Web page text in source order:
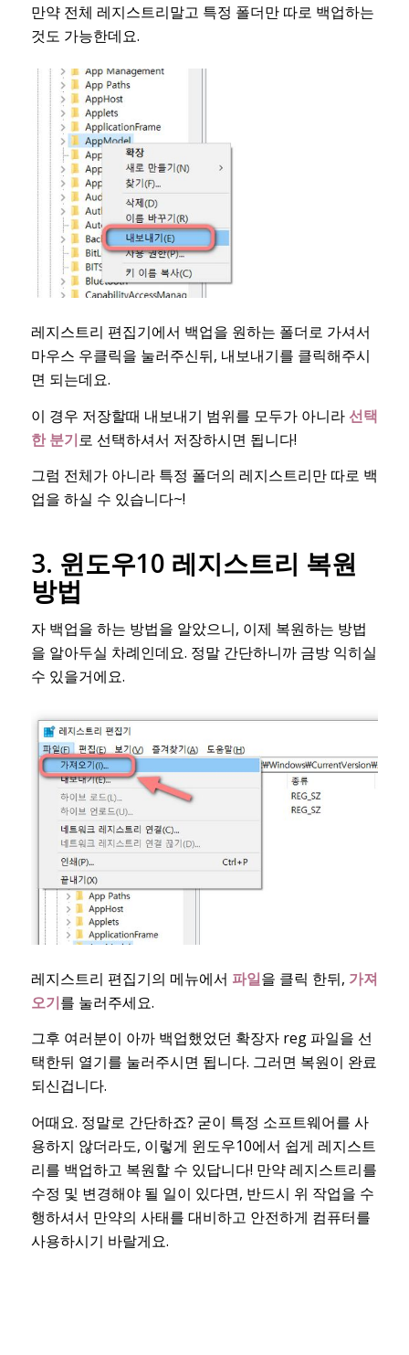
만약 전체 레지스트리말고 특정 폴더만 따로 백업하는
것도 가능한데요.
레지스트리 편집기에서 백업을 원하는 폴더로 가셔서
마우스 우클릭을 눌러주신뒤, 내보내기를 클릭해주시
면 되는데요.
이 경우 저장할때 내보내기 범위를 모두가 아니라 선택
한 분기로 선택하셔서 저장하시면 됩니다!
그럼 전체가 아니라 특정 폴더의 레지스트리만 따로 백
업을 하실 수 있습니다~!
3. 윈도우10 레지스트리 복원
방법
자 백업을 하는 방법을 알았으니, 이제 복원하는 방법
을 알아두실 차례인데요. 정말 간단하니까 금방 익히실
수 있을거에요.
레지스트리 편집기의 메뉴에서 파일을 클릭 한뒤, 가져
오기를 눌러주세요.
그후 여러분이 아까 백업했었던 확장자 reg 파일을 선
택한뒤 열기를 눌러주시면 됩니다. 그러면 복원이 완료
되신겁니다.
어때요. 정말로 간단하죠? 굳이 특정 소프트웨어를 사
용하지 않더라도, 이렇게 윈도우10에서 쉽게 레지스트
리를 백업하고 복원할 수 있답니다! 만약 레지스트리를
수정 및 변경해야 될 일이 있다면, 반드시 위 작업을 수
행하셔서 만약의 사태를 대비하고 안전하게 컴퓨터를
사용하시기 바랄게요.